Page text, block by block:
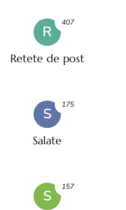
R
Retete de post
407
S
Salate
175
S
157